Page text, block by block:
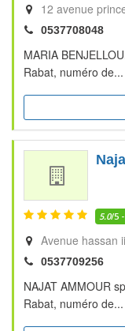
12 avenue
0537708048
MARIA
Rabat, numéro de...
5.0/5 -
Avenue hassan
0537709256
NAJAT AMMOUR
Rabat, numéro de...